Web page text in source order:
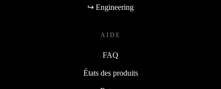
↪ Engineering
AIDE
FAQ
États des produits